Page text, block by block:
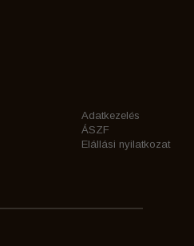
Adatkezelés
ÁSZF
Elállási nyilatkozat